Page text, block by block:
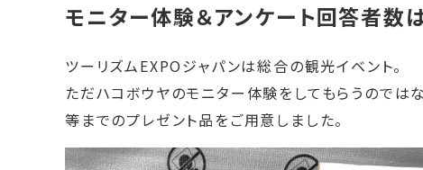
モニター体験＆アンケート回答者数
ツーリズムEXPOジャパンは総合の観光イベント。
ただハコボウヤのモニター体験をしてもらうのでは
等までのプレゼント品をご用意しました。